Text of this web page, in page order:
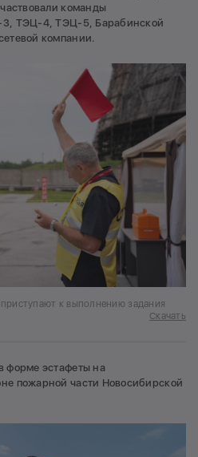
команды
ТЭЦ-4, ТЭЦ-5, Барабинской
компании.
к выполнению задания
Скачать
форме эстафеты на
пожарной части Новосибирской